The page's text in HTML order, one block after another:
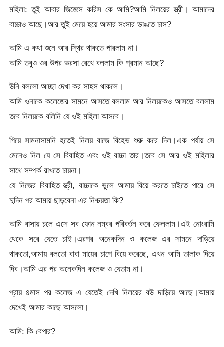
মহিলা: তুই আবার জিজ্ঞেস করিস কে আমি?আমি নিলয়ের স্ত্রী। আমাদের
বাচ্চাও আছে।আর তুই মেয়ে হয়ে আমার সংসার ভাঙতে চাস?
আমি এ কথা শুনে আর স্থির থাকতে পারলাম না।
আমি তবুও ওর উপর ভরসা রেখে বললাম কি প্রমান আছে?
উনি বললো আচ্ছা দেখা কর সাহস থাকলে।
আমি ওনাকে কলেজের সামনে আসতে বললাম আর নিলয়কেও আসতে বললাম
তবে নিলয়কে বলিনি যে ওই মহিলা আসবে।
গিয়ে সামনাসামনি হতেই নিলয় বাজে বিহেভ শুরু করে দিল।এক পর্যায় সে
মেনেও নিল যে সে বিবাহিত এবং ওই বাচ্চা তার।তবে সে আর ওই মহিলার
সাথে সম্পর্ক রাখতে চায়না।
যে নিজের বিবাহিত স্ত্রী, বাচ্চাকে ভুলে আমায় বিয়ে করতে চাইতে পারে সে
দুদিন পর আমায় ছাড়বেনা এর নিশ্চয়তা কি?
আমি বাসায় চলে এসে সব ফোন নম্বর পরিবর্তন করে ফেললাম।এই নোংরামি
থেকে সরে যেতে চাই।এরপর অনেকদিন ও কলেজ এর সামনে দাড়িয়ে
থাকতো,আমায় বলতো বাবা মায়ের চাপে বিয়ে করেছে, এখন আমি তালাক দিয়ে
দিব।আমি এর পর অনেকদিন কলেজ ও যেতাম না।
প্রায় ৪মাস পর কলেজ এ যেতেই দেখি নিলয়ের বউ দাড়িয়ে আছে।আমায়
দেখেই আমার কাছে আসলো।
আমি: কি বেপার?